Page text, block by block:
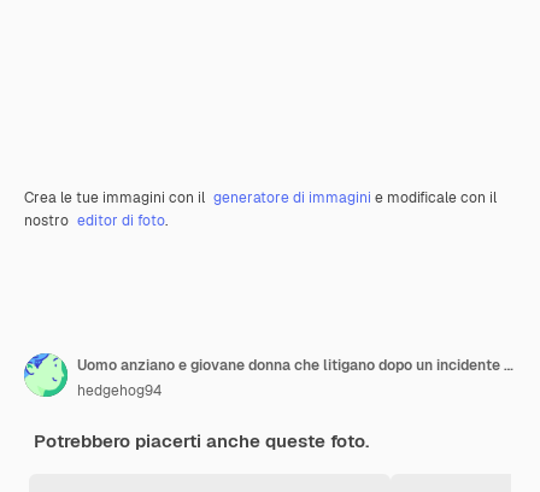
Crea le tue immagini con il generatore di immagini e modificale con il
nostro editor di foto.
Uomo anziano e giovane donna che litigano dopo un incidente d'auto.
hedgehog94
Potrebbero piacerti anche queste foto.